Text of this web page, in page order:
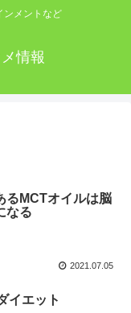
ンメントなど
情報
るMCTオイルは脳
なる
2021.07.05
イエット